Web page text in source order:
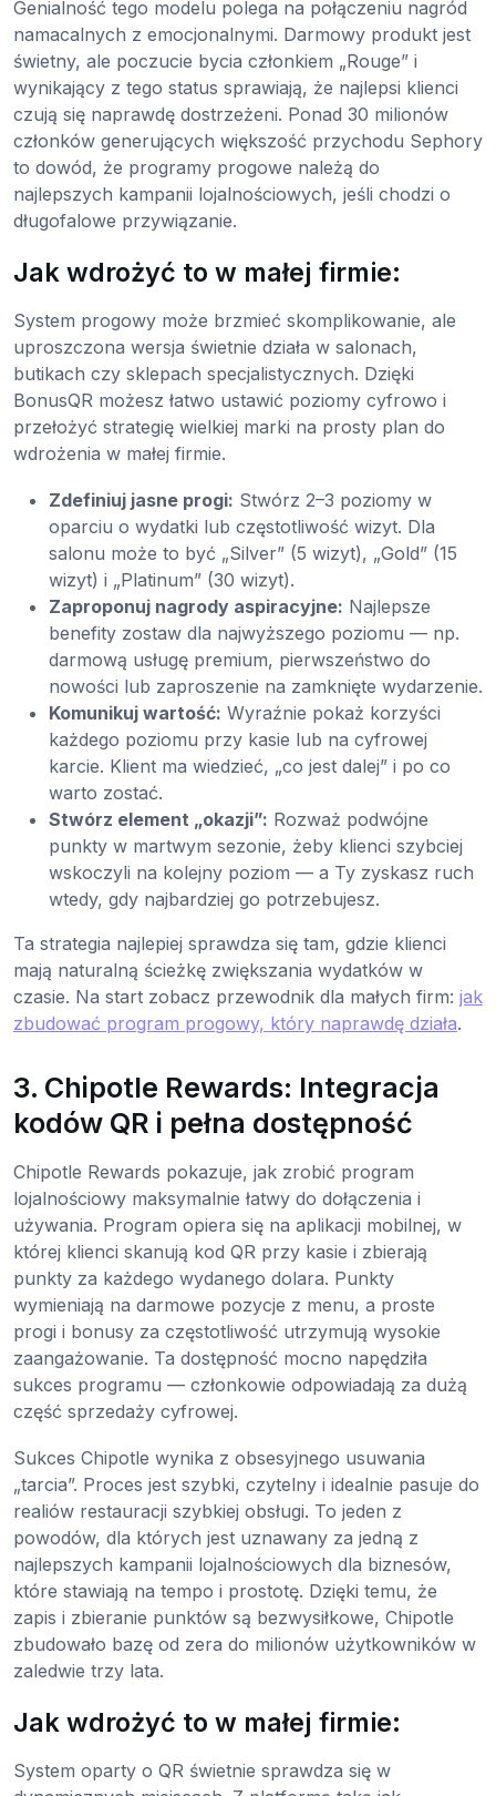
Genialność tego modelu polega na połączeniu nagród
namacalnych z emocjonalnymi. Darmowy produkt jest
świetny, ale poczucie bycia członkiem „Rouge” i
wynikający z tego status sprawiają, że najlepsi klienci
czują się naprawdę dostrzeżeni. Ponad 30 milionów
członków generujących większość przychodu Sephory
to dowód, że programy progowe należą do
najlepszych kampanii lojalnościowych, jeśli chodzi o
długofalowe przywiązanie.
Jak wdrożyć to w małej firmie:
System progowy może brzmieć skomplikowanie, ale
uproszczona wersja świetnie działa w salonach,
butikach czy sklepach specjalistycznych. Dzięki
BonusQR możesz łatwo ustawić poziomy cyfrowo i
przełożyć strategię wielkiej marki na prosty plan do
wdrożenia w małej firmie.
Zdefiniuj jasne progi: Stwórz 2–3 poziomy w
oparciu o wydatki lub częstotliwość wizyt. Dla
salonu może to być „Silver” (5 wizyt), „Gold” (15
wizyt) i „Platinum” (30 wizyt).
Zaproponuj nagrody aspiracyjne: Najlepsze
benefity zostaw dla najwyższego poziomu — np.
darmową usługę premium, pierwszeństwo do
nowości lub zaproszenie na zamknięte wydarzenie.
Komunikuj wartość: Wyraźnie pokaż korzyści
każdego poziomu przy kasie lub na cyfrowej
karcie. Klient ma wiedzieć, „co jest dalej” i po co
warto zostać.
Stwórz element „okazji”: Rozważ podwójne
punkty w martwym sezonie, żeby klienci szybciej
wskoczyli na kolejny poziom — a Ty zyskasz ruch
wtedy, gdy najbardziej go potrzebujesz.
Ta strategia najlepiej sprawdza się tam, gdzie klienci
mają naturalną ścieżkę zwiększania wydatków w
czasie. Na start zobacz przewodnik dla małych firm: jak
zbudować program progowy, który naprawdę działa.
3. Chipotle Rewards: Integracja
kodów QR i pełna dostępność
Chipotle Rewards pokazuje, jak zrobić program
lojalnościowy maksymalnie łatwy do dołączenia i
używania. Program opiera się na aplikacji mobilnej, w
której klienci skanują kod QR przy kasie i zbierają
punkty za każdego wydanego dolara. Punkty
wymieniają na darmowe pozycje z menu, a proste
progi i bonusy za częstotliwość utrzymują wysokie
zaangażowanie. Ta dostępność mocno napędziła
sukces programu — członkowie odpowiadają za dużą
część sprzedaży cyfrowej.
Sukces Chipotle wynika z obsesyjnego usuwania
„tarcia”. Proces jest szybki, czytelny i idealnie pasuje do
realiów restauracji szybkiej obsługi. To jeden z
powodów, dla których jest uznawany za jedną z
najlepszych kampanii lojalnościowych dla biznesów,
które stawiają na tempo i prostotę. Dzięki temu, że
zapis i zbieranie punktów są bezwysiłkowe, Chipotle
zbudowało bazę od zera do milionów użytkowników w
zaledwie trzy lata.
Jak wdrożyć to w małej firmie:
System oparty o QR świetnie sprawdza się w